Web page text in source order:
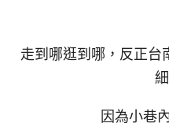
走到哪逛到哪，反正台
因為小巷